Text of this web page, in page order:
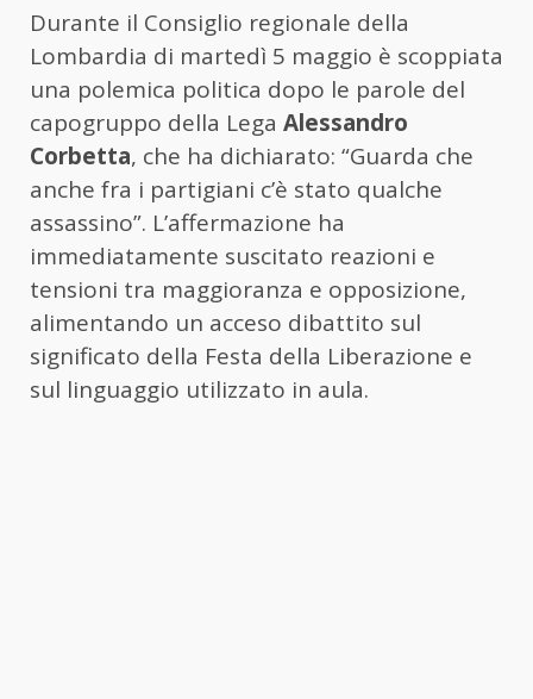
Durante il Consiglio regionale della
Lombardia di martedì 5 maggio è scoppiata
una polemica politica dopo le parole del
capogruppo della Lega Alessandro
Corbetta, che ha dichiarato: “Guarda che
anche fra i partigiani c’è stato qualche
assassino”. L’affermazione ha
immediatamente suscitato reazioni e
tensioni tra maggioranza e opposizione,
alimentando un acceso dibattito sul
significato della Festa della Liberazione e
sul linguaggio utilizzato in aula.